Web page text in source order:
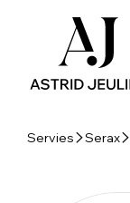
Servies Serax